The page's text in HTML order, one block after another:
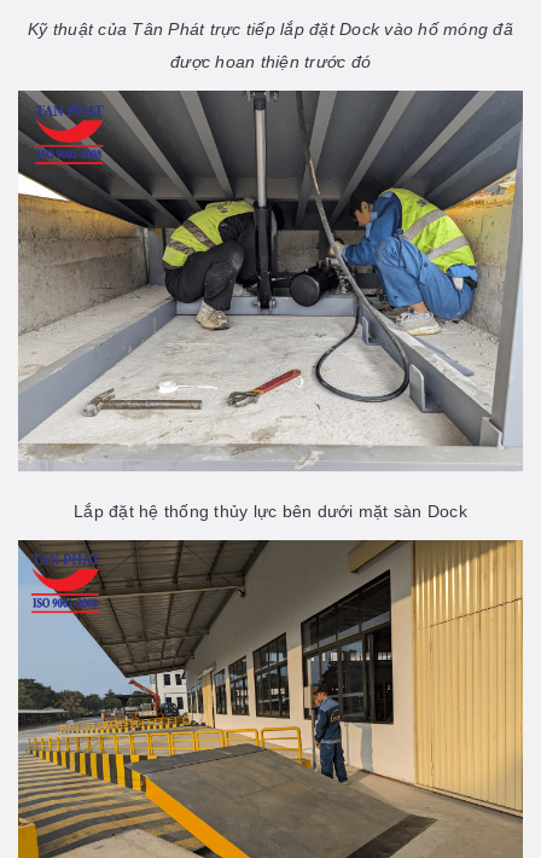
Kỹ thuật của Tân Phát trực tiếp lắp đặt Dock vào hố móng đã
được hoan thiện trước đó
Lắp đặt hệ thống thủy lực bên dưới mặt sàn Dock